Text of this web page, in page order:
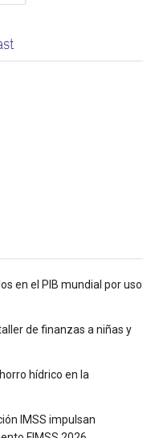
en el PIB mundial por uso
de finanzas a niñas y
hídrico en la
IMSS impulsan